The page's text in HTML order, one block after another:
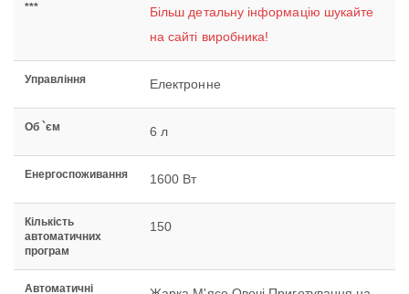
***
Більш детальну інформацію шукайте
на сайті виробника!
Управління Електронне
Об `єм 6 л
Енергоспоживання 1600 Вт
Кількість
автоматичних
програм
150
Автоматичні